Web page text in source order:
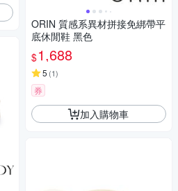
ORIN 質感系異材拼接免綁帶平
底休閒鞋 黑色
$1,688
5 (1)
券
加入購物車